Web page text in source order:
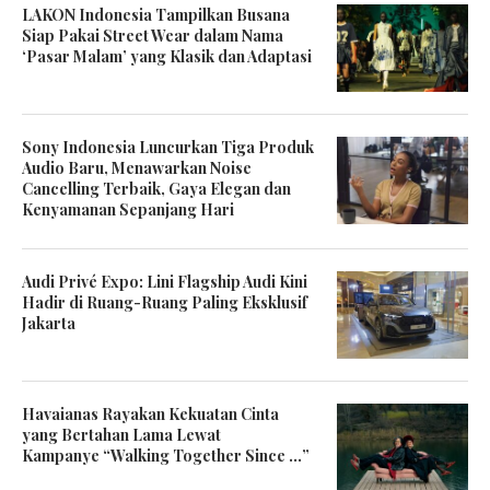
LAKON Indonesia Tampilkan Busana
Siap Pakai Street Wear dalam Nama
‘Pasar Malam’ yang Klasik dan Adaptasi
Sony Indonesia Luncurkan Tiga Produk
Audio Baru, Menawarkan Noise
Cancelling Terbaik, Gaya Elegan dan
Kenyamanan Sepanjang Hari
Audi Privé Expo: Lini Flagship Audi Kini
Hadir di Ruang-Ruang Paling Eksklusif
Jakarta
Havaianas Rayakan Kekuatan Cinta
yang Bertahan Lama Lewat
Kampanye “Walking Together Since …”